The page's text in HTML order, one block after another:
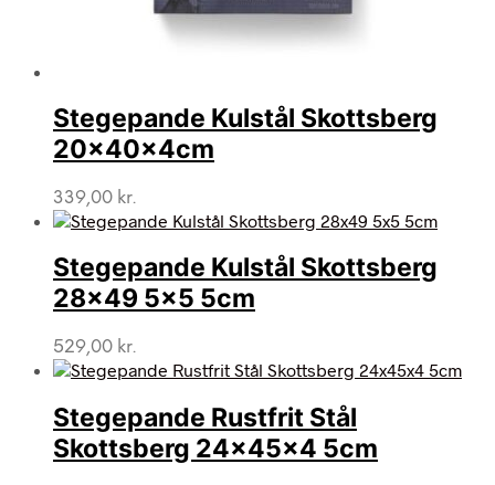
Stegepande Kulstål Skottsberg
20x40x4cm
339,00 kr.
Stegepande Kulstål Skottsberg
28×49 5×5 5cm
529,00 kr.
Stegepande Rustfrit Stål
Skottsberg 24x45x4 5cm